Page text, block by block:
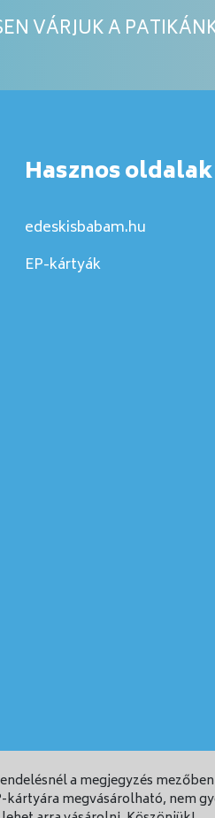
VÁRJUK A
Hasznos oldalak
edeskisbabam.hu
EP-kártyák
a megjegyzés
kártyára megvásárolható, nem